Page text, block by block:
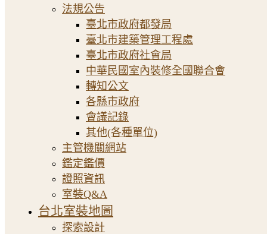
法規公告
臺北市政府都發局
臺北市建築管理工程處
臺北市政府社會局
中華民國室內裝修全國聯合會
轉知公文
各縣市政府
會議記錄
其他(各種單位)
主管機關網站
鑑定鑑價
證照資訊
室裝Q&A
台北室裝地圖
探索設計